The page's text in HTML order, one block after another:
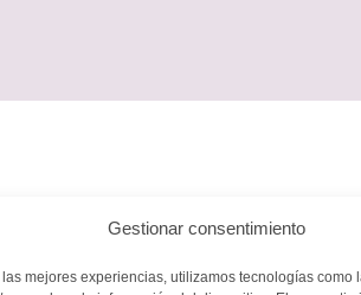
Gestionar consentimiento
las mejores experiencias, utilizamos tecnologías como